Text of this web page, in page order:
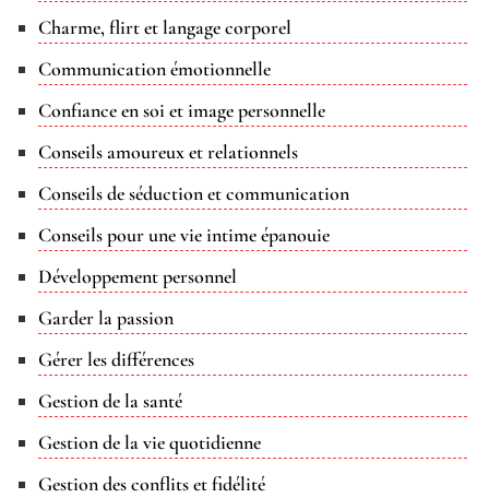
Charme, flirt et langage corporel
Communication émotionnelle
Confiance en soi et image personnelle
Conseils amoureux et relationnels
Conseils de séduction et communication
Conseils pour une vie intime épanouie
Développement personnel
Garder la passion
Gérer les différences
Gestion de la santé
Gestion de la vie quotidienne
Gestion des conflits et fidélité